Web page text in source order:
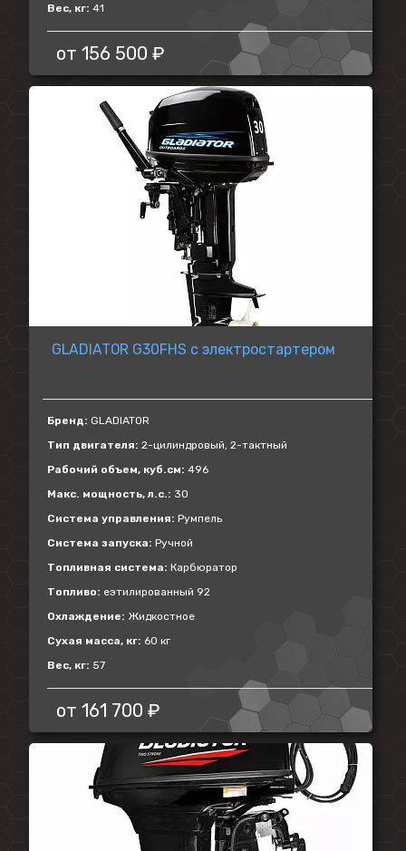
Вес, кг: 41
от 156 500 ₽
GLADIATOR G30FHS с электростартером
Бренд: GLADIATOR
Тип двигателя: 2-цилиндровый, 2-тактный
Рабочий объем, куб.см: 496
Макс. мощность, л.с.: 30
Система управления: Румпель
Система запуска: Ручной
Топливная система: Карбюратор
Топливо: еэтилированный 92
Охлаждение: Жидкостное
Сухая масса, кг: 60 кг
Вес, кг: 57
от 161 700 ₽